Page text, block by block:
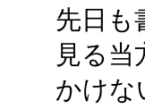
先日も
見る
かけな